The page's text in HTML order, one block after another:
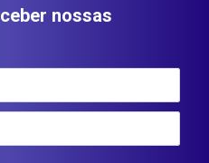
nossas